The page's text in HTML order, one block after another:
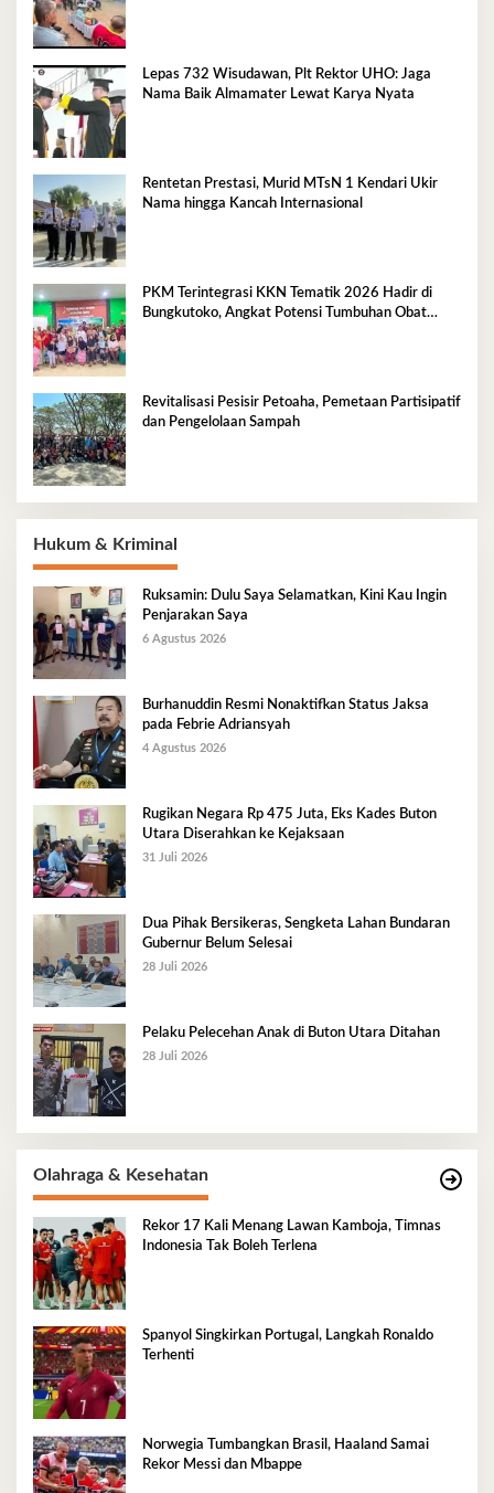
Lepas 732 Wisudawan, Plt Rektor UHO: Jaga
Nama Baik Almamater Lewat Karya Nyata
Rentetan Prestasi, Murid MTsN 1 Kendari Ukir
Nama hingga Kancah Internasional
PKM Terintegrasi KKN Tematik 2026 Hadir di
Bungkutoko, Angkat Potensi Tumbuhan Obat
Revitalisasi Pesisir Petoaha, Pemetaan Partisipatif
dan Pengelolaan Sampah
Hukum & Kriminal
Ruksamin: Dulu Saya Selamatkan, Kini Kau Ingin
Penjarakan Saya
6 Agustus 2026
Burhanuddin Resmi Nonaktifkan Status Jaksa
pada Febrie Adriansyah
4 Agustus 2026
Rugikan Negara Rp 475 Juta, Eks Kades Buton
Utara Diserahkan ke Kejaksaan
31 Juli 2026
Dua Pihak Bersikeras, Sengketa Lahan Bundaran
Gubernur Belum Selesai
28 Juli 2026
Pelaku Pelecehan Anak di Buton Utara Ditahan
28 Juli 2026
Olahraga & Kesehatan
Rekor 17 Kali Menang Lawan Kamboja, Timnas
Indonesia Tak Boleh Terlena
Spanyol Singkirkan Portugal, Langkah Ronaldo
Terhenti
Norwegia Tumbangkan Brasil, Haaland Samai
Rekor Messi dan Mbappe